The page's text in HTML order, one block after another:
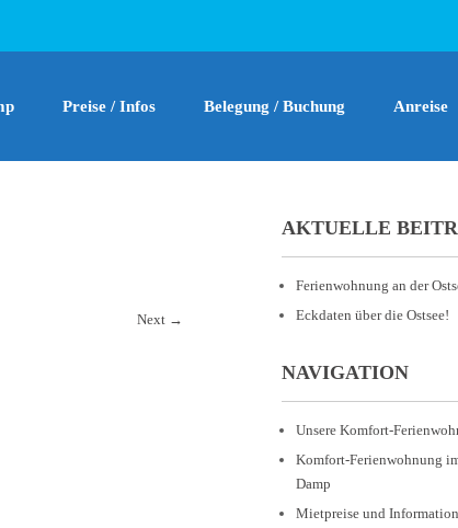
Preise / Infos Belegung / Buchung Anreise
Next →
AKTUELLE
Ferienwohnung an der
Eckdaten über die Ostsee!
NAVIGATION
Unsere Komfort-
Komfort-Ferienwohnung
Damp
Mietpreise und